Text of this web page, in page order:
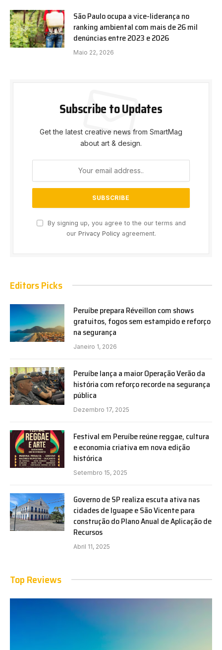
São Paulo ocupa a vice-liderança no
ranking ambiental com mais de 26 mil
denúncias entre 2023 e 2026
Maio 22, 2026
Subscribe to Updates
Get the latest creative news from SmartMag
about art & design.
By signing up, you agree to the our terms and
our Privacy Policyagreement.
Editors Picks
Peruíbe prepara Réveillon com shows
gratuitos, fogos sem estampido e reforço
na segurança
Janeiro 1, 2026
Peruíbe lança a maior Operação Verão da
história com reforço recorde na segurança
pública
Dezembro 17, 2025
Festival em Peruíbe reúne reggae, cultura
e economia criativa em nova edição
histórica
Setembro 15, 2025
Governo de SP realiza escuta ativa nas
cidades de Iguape e São Vicente para
construção do Plano Anual de Aplicação de
Recursos
Abril 11, 2025
Top Reviews